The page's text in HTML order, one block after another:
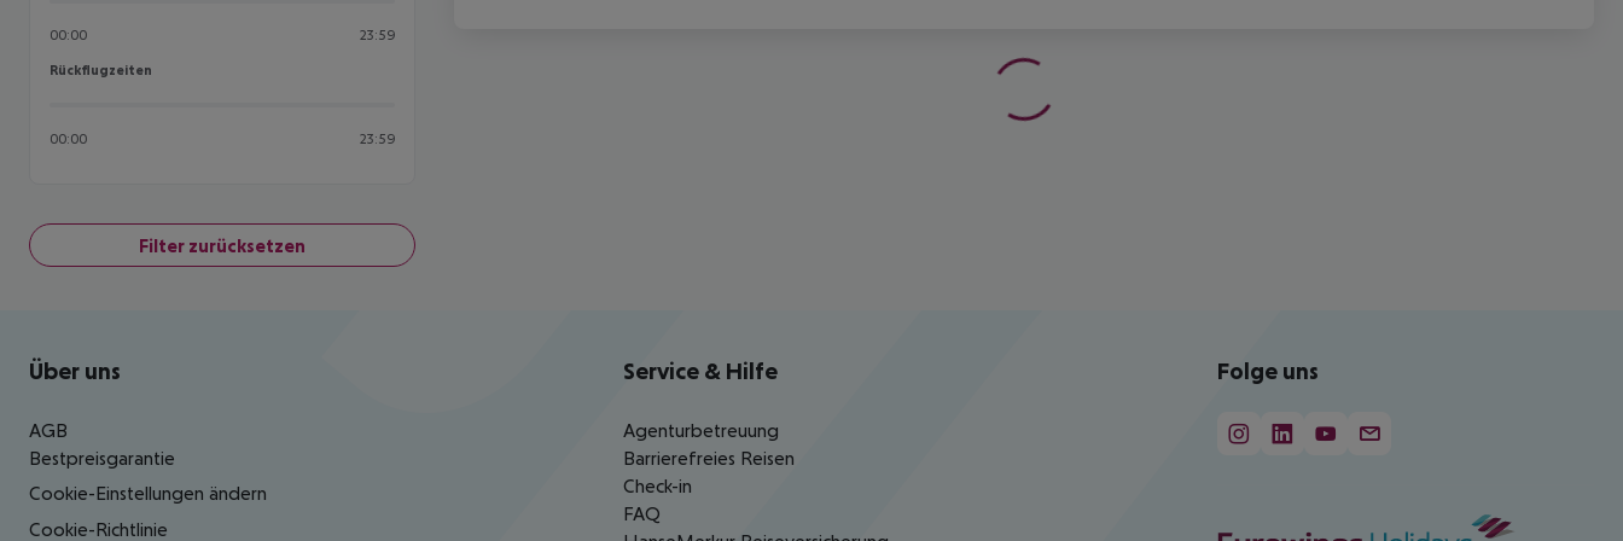
00:00 23:59
Rückflugzeiten
Rückflugzeiten
00:00 23:59
Filter zurücksetzen
Footer navigation
Über uns
AGB
Bestpreisgarantie
Cookie-Einstellungen ändern
Cookie-Richtlinie
Service & Hilfe
Agenturbetreuung
Barrierefreies Reisen
Check-in
FAQ
Folge uns